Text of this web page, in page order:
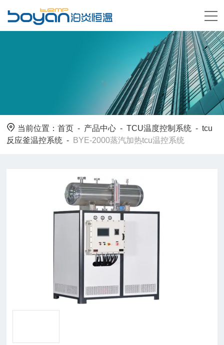
当前位置：首页 - 产品中心 -TCU温度控制系统 -tcu
反应釜温控系统 - BYE-2000蒸汽加热tcu温控系统